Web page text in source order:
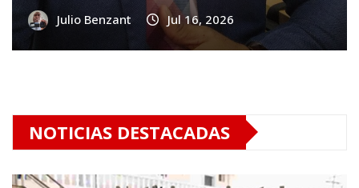
Julio Benzant Jul 16, 2026
NOTICIAS DESTACADAS